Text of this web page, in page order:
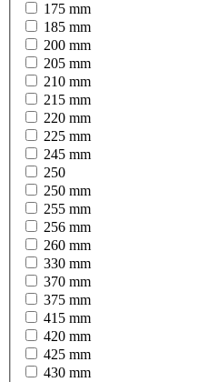
175 mm
185 mm
200 mm
205 mm
210 mm
215 mm
220 mm
225 mm
245 mm
250
250 mm
255 mm
256 mm
260 mm
330 mm
370 mm
375 mm
415 mm
420 mm
425 mm
430 mm